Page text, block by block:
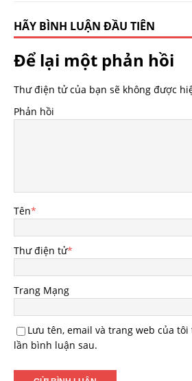
HÃY BÌNH LUẬN ĐẦU TIÊN
Để lại một phản hồi
Thư điện tử của bạn sẽ không được
Phản hồi
Tên*
Thư điện tử*
Trang Mạng
Lưu tên, email và trang web của
lần bình luận sau.